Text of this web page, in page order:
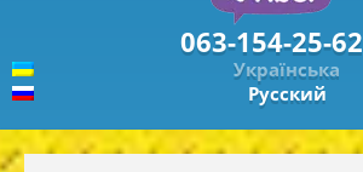
063-154-25-62
Українська
Русский